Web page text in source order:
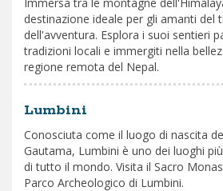
destinazione ideale per gli amanti del
dell'avventura. Esplora i suoi sentieri
tradizioni locali e immergiti nella
regione remota del Nepal.
Lumbini
Conosciuta come il luogo di nascita
Gautama, Lumbini è uno dei luoghi
di tutto il mondo. Visita il Sacro
Parco Archeologico di Lumbini.